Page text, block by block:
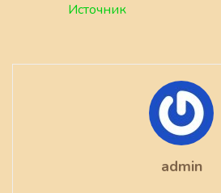
Источник
admin